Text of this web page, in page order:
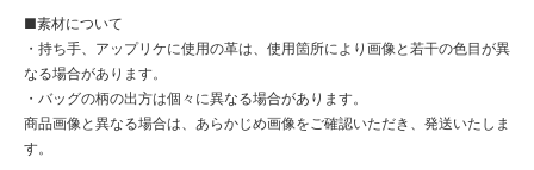
■素材について
・持ち手、アップリケに使用の革は、使用箇所により画像と若干の色目が異
なる場合があります。
・バッグの柄の出方は個々に異なる場合があります。
商品画像と異なる場合は、あらかじめ画像をご確認いただき、発送いたしま
す。